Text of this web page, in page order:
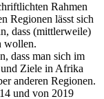
Rahmen
Regionen lässt sich
dass (mittlerweile)
wollen.
dass man sich im
Ziele in Afrika
anderen Regionen.
und von 2019